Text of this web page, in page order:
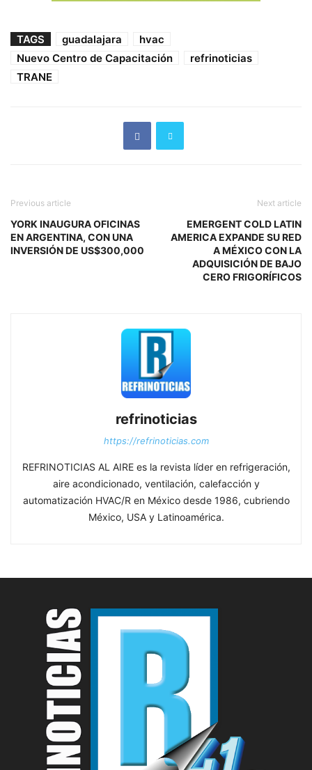
TAGS guadalajara
hvac
Nuevo Centro de Capacitación
refrinoticias
TRANE
Previous article
YORK INAUGURA OFICINAS
EN ARGENTINA, CON UNA
INVERSIÓN DE US$300,000
Next article
EMERGENT COLD LATIN
AMERICA EXPANDE SU RED
A MÉXICO CON LA
ADQUISICIÓN DE BAJO
CERO FRIGORÍFICOS
refrinoticias
https://refrinoticias.com
REFRINOTICIAS AL AIRE es la revista líder en refrigeración,
aire acondicionado, ventilación, calefacción y
automatización HVAC/R en México desde 1986, cubriendo
México, USA y Latinoamérica.